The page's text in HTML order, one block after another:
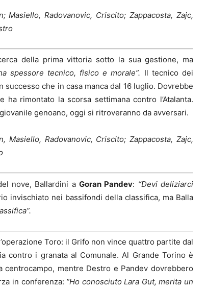
Masiello, Radovanovic, Criscito; Zappacosta, Zajc,
della prima vittoria sotto la sua gestione, ma
spessore tecnico, fisico e morale”. Il tecnico dei
che in casa manca dal 16 luglio. Dovrebbe
rimontato la scorsa settimana contro l’Atalanta.
genoano, oggi si ritroveranno da avversari.
Masiello, Radovanovic, Criscito; Zappacosta, Zajc,
nove, Ballardini aGoran Pandev: “Devi deliziarci
invischiato nei bassifondi della classifica, ma Balla
Toro: il Grifo non vince quattro partite dal
contro i granata al Comunale. Al Grande Torino è
centrocampo, mentre Destro e Pandev dovrebbero
in conferenza: “Ho conosciuto Lara Gut, merita un